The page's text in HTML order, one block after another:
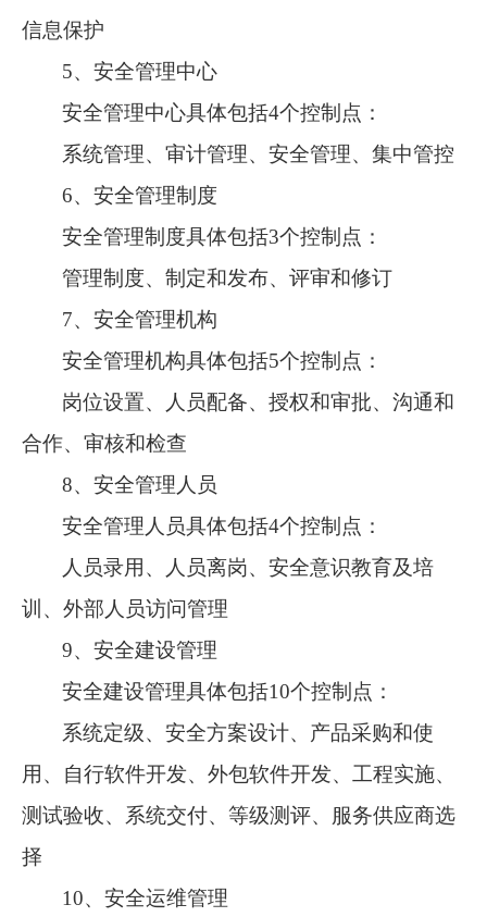
信息保护
5、安全管理中心
安全管理中心具体包括4个控制点：
系统管理、审计管理、安全管理、集中管控
6、安全管理制度
安全管理制度具体包括3个控制点：
管理制度、制定和发布、评审和修订
7、安全管理机构
安全管理机构具体包括5个控制点：
岗位设置、人员配备、授权和审批、沟通和
合作、审核和检查
8、安全管理人员
安全管理人员具体包括4个控制点：
人员录用、人员离岗、安全意识教育及培
训、外部人员访问管理
9、安全建设管理
安全建设管理具体包括10个控制点：
系统定级、安全方案设计、产品采购和使
用、自行软件开发、外包软件开发、工程实施、
测试验收、系统交付、等级测评、服务供应商选
择
10、安全运维管理